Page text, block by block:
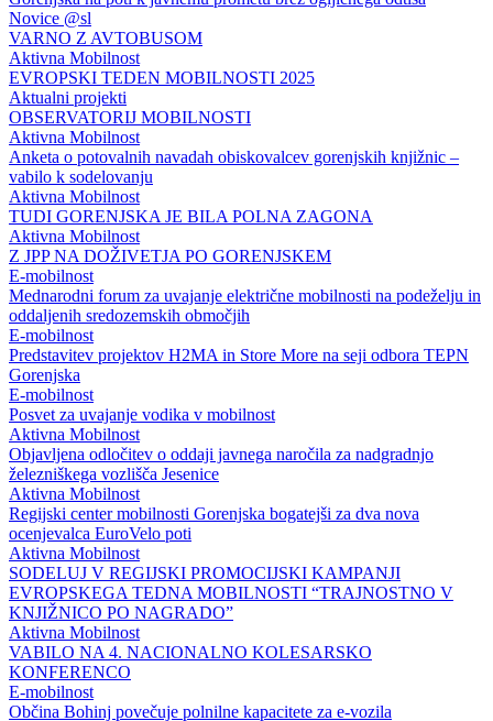
Novice @sl
VARNO Z AVTOBUSOM
Aktivna Mobilnost
EVROPSKI TEDEN MOBILNOSTI 2025
Aktualni projekti
OBSERVATORIJ MOBILNOSTI
Aktivna Mobilnost
Anketa o potovalnih navadah obiskovalcev gorenjskih knjižnic –
vabilo k sodelovanju
Aktivna Mobilnost
TUDI GORENJSKA JE BILA POLNA ZAGONA
Aktivna Mobilnost
Z JPP NA DOŽIVETJA PO GORENJSKEM
E-mobilnost
Mednarodni forum za uvajanje električne mobilnosti na podeželju in
oddaljenih sredozemskih območjih
E-mobilnost
Predstavitev projektov H2MA in Store More na seji odbora TEPN
Gorenjska
E-mobilnost
Posvet za uvajanje vodika v mobilnost
Aktivna Mobilnost
Objavljena odločitev o oddaji javnega naročila za nadgradnjo
železniškega vozlišča Jesenice
Aktivna Mobilnost
Regijski center mobilnosti Gorenjska bogatejši za dva nova
ocenjevalca EuroVelo poti
Aktivna Mobilnost
SODELUJ V REGIJSKI PROMOCIJSKI KAMPANJI
EVROPSKEGA TEDNA MOBILNOSTI “TRAJNOSTNO V
KNJIŽNICO PO NAGRADO”
Aktivna Mobilnost
VABILO NA 4. NACIONALNO KOLESARSKO
KONFERENCO
E-mobilnost
Občina Bohinj povečuje polnilne kapacitete za e-vozila